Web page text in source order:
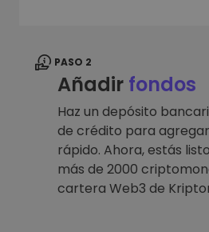
PASO 2
Añadir fondos
Haz un depósito
de crédito para
rápido. Ahora, estás
más de 2000
cartera Web3 de